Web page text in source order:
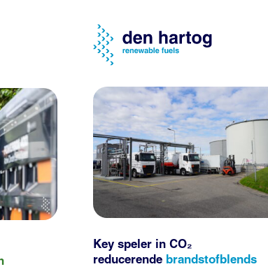
Key speler in CO₂
reducerende brandstofblends